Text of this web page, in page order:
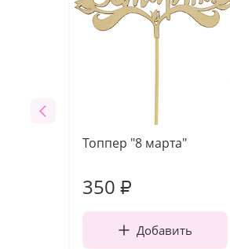
Топпер "8 марта"
350 ₽
Добавить